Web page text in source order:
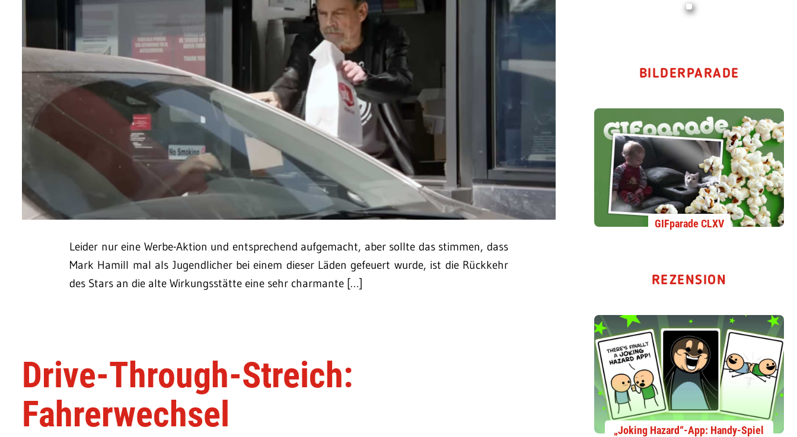
Leider nur eine Werbe-Aktion und entsprechend aufgemacht, aber sollte das stimmen, dass
Mark Hamill mal als Jugendlicher bei einem dieser Läden gefeuert wurde, ist die Rückkehr
des Stars an die alte Wirkungsstätte eine sehr charmante […]
Drive-Through-Streich:
Fahrerwechsel
BILDERPARADE
GIFparade CLXV
REZENSION
„Joking Hazard“-App: Handy-Spiel